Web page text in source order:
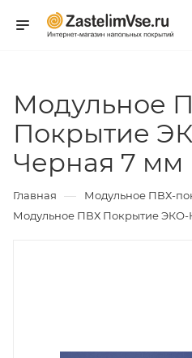
Модульное
Покрытие
Черная 7 мм
Главная — Модульное ПВХ-
Модульное ПВХ Покрытие